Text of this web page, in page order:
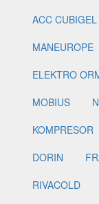
ACC CUBIGEL
MANEUROPE
ELEKTRO
MOBIUS
KOMPRESOR
DORIN
RIVACOLD